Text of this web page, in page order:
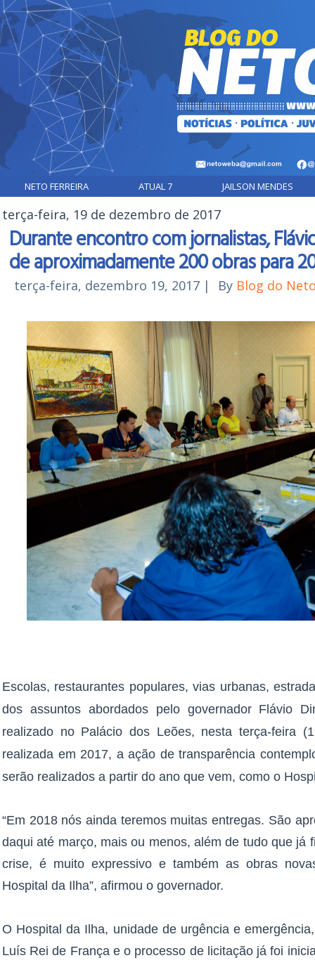
NETO FERREIRA ATUAL 7 JAILSON MENDES
terça-feira, 19 de dezembro de 2017
Durante encontro com jornalistas,
de aproximadamente 200 obras para
terça-feira, dezembro 19, 2017 | By Blog do
Escolas, restaurantes populares, vias urbanas,
dos assuntos abordados pelo governador Flávio
realizado no Palácio dos Leões, nesta terça-feira
realizada em 2017, a ação de transparência
serão realizados a partir do ano que vem, como o
“Em 2018 nós ainda teremos muitas entregas. São
daqui até março, mais ou menos, além de tudo que já
crise, é muito expressivo e também as obras
Hospital da Ilha”, afirmou o governador.
O Hospital da Ilha, unidade de urgência e
Luís Rei de França e o processo de licitação já foi